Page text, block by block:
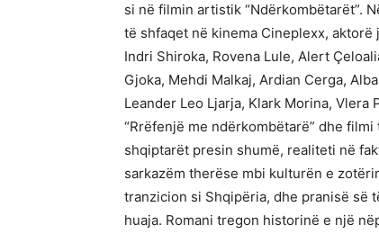
si në filmin artistik “Ndërkombëtarët”.
të shfaqet në kinema Cineplexx, aktorë
Indri Shiroka, Rovena Lule, Alert
Gjoka, Mehdi Malkaj, Ardian Cerga,
Leander Leo Ljarja, Klark Morina,
“Rrëfenjë me ndërkombëtarë” dhe
shqiptarët presin shumë, realiteti në
sarkazëm therëse mbi kulturën e
tranzicion si Shqipëria, dhe pranisë së
huaja. Romani tregon historinë e një